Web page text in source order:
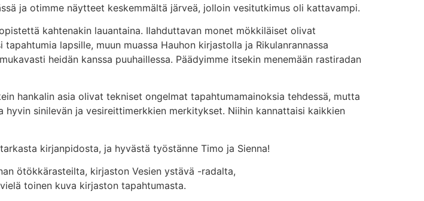
ja otimme näytteet keskemmältä järveä, jolloin vesitutkimus oli kattavampi.
kahtenakin lauantaina. Ilahduttavan monet mökkiläiset olivat
lapsille, muun muassa Hauhon kirjastolla ja Rikulanrannassa
heidän kanssa puuhaillessa. Päädyimme itsekin menemään rastiradan
hankalin asia olivat tekniset ongelmat tapahtumamainoksia tehdessä, mutta
sinilevän ja vesireittimerkkien merkitykset. Niihin kannattaisi kaikkien
kirjanpidosta, ja hyvästä työstänne Timo ja Sienna!
ötökkärasteilta, kirjaston Vesien ystävä -radalta,
toinen kuva kirjaston tapahtumasta.